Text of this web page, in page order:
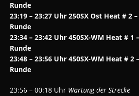
Runde
23:19 – 23:27 Uhr 250SX Ost Heat # 2
Runde
23:34 – 23:42 Uhr 450SX-WM Heat # 1
Runde
23:48 – 23:56 Uhr 450SX-WM Heat # 2
Runde
23:56 – 00:18 Uhr Wartung der Strecke